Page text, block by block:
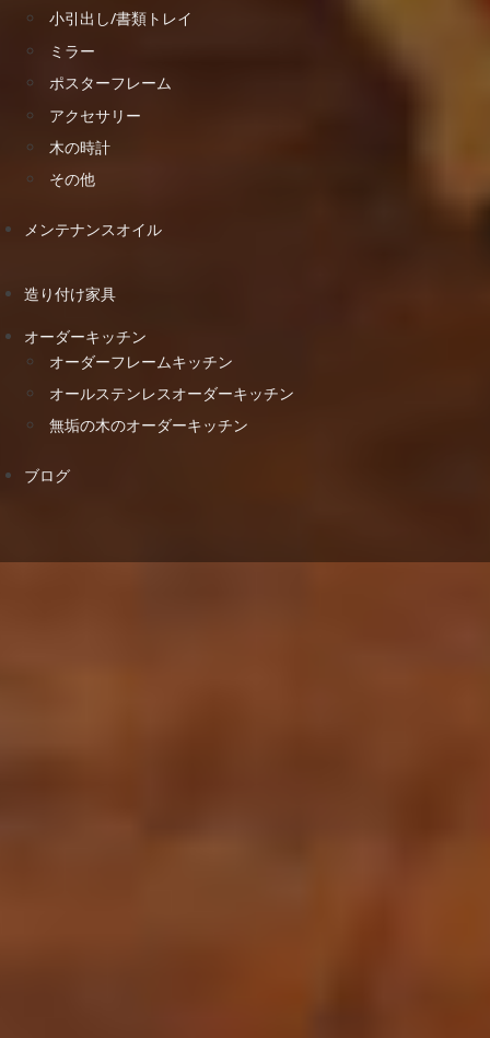
小引出し/書類トレイ
ミラー
ポスターフレーム
アクセサリー
木の時計
その他
メンテナンスオイル
造り付け家具
オーダーキッチン
オーダーフレームキッチン
オールステンレスオーダーキッチン
無垢の木のオーダーキッチン
ブログ